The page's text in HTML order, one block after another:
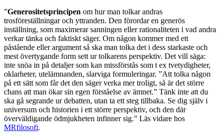
”Generositetsprincipen om hur man tolkar andras
trosföreställningar och yttranden. Den förordar en generös
inställning, som maximerar sanningen eller rationaliteten i vad andra
verkar tänka och faktiskt säger. Om någon kommer med ett
påstående eller argument så ska man tolka det i dess starkaste och
mest övertygande form sett ur tolkarens perspektiv. Det vill säga:
inte snöa in på detaljer som kan missförstås som t ex tvetydigheter,
oklarheter, utelämnanden, slarviga formuleringar. ”Att tolka någon
på ett sätt som får det den säger verka mer troligt, så är det större
chans att man ökar sin egen förståelse av ämnet.” Tänk inte att du
ska gå segrande ur debatten, utan ta ett steg tillbaka. Se dig själv i
universum och historien i ett större perspektiv, och den där
överväldigande ödmjukheten infinner sig.” Läs vidare hos
MRfilosofi.